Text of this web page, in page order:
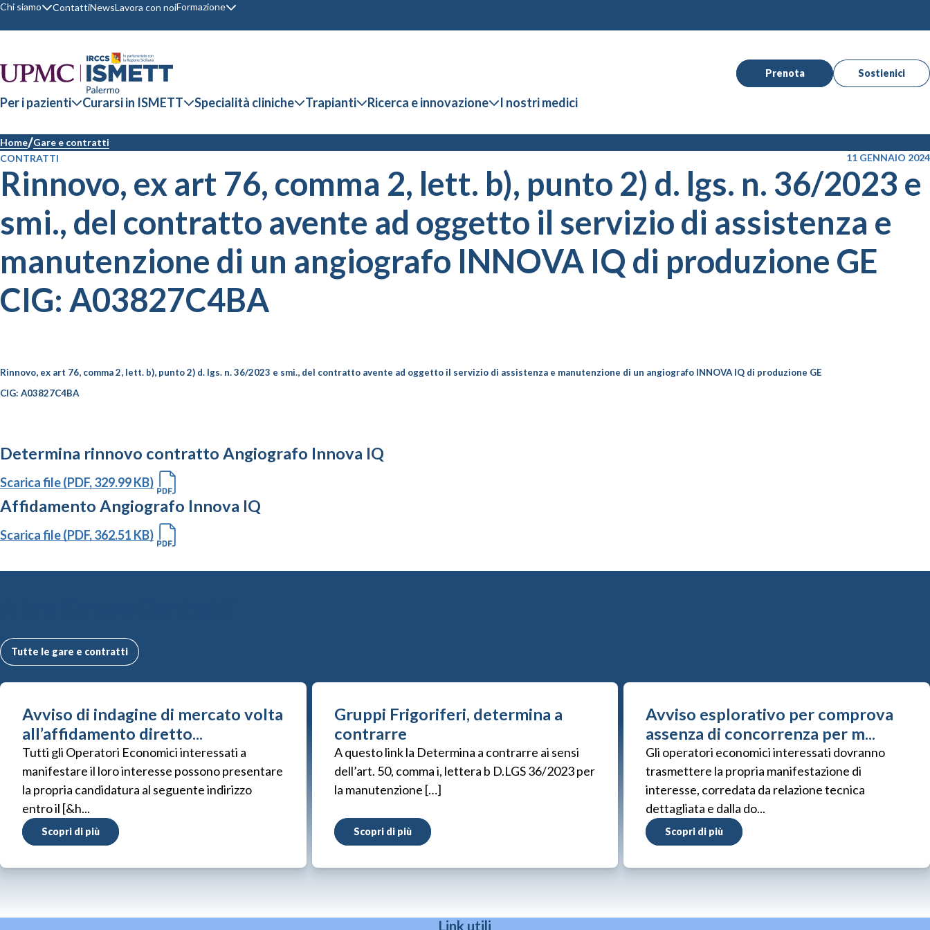
Chi siamo ContattiNewsLavora con noiFormazione
Prenota Sostienici
Per i pazienti Curarsi in ISMETT Specialità cliniche Trapianti Ricerca e innovazione I nostri medici
Home Gare e contratti
CONTRATTI
11 GENNAIO 2024
Rinnovo, ex art 76, comma 2, lett. b), punto 2) d. lgs. n. 36/2023 e
smi., del contratto avente ad oggetto il servizio di assistenza e
manutenzione di un angiografo INNOVA IQ di produzione GE
CIG: A03827C4BA
Rinnovo, ex art 76, comma 2, lett. b), punto 2) d. lgs. n. 36/2023 e smi., del contratto avente ad oggetto il servizio di assistenza e manutenzione di un angiografo INNOVA IQ di produzione GE
CIG: A03827C4BA
Determina rinnovo contratto Angiografo Innova IQ
Scarica file (PDF, 329.99 KB)
Affidamento Angiografo Innova IQ
Scarica file (PDF, 362.51 KB)
Tutte le gare e contratti
Avviso di indagine di mercato volta
all’affidamento diretto...
Tutti gli Operatori Economici interessati a
manifestare il loro interesse possono presentare
la propria candidatura al seguente indirizzo
entro il [&h...
Scopri di più
Gruppi Frigoriferi, determina a
contrarre
A questo link la Determina a contrarre ai sensi
dell’art. 50, comma i, lettera b D.LGS 36/2023 per
la manutenzione […]
Scopri di più
Avviso esplorativo per comprova
assenza di concorrenza per m...
Gli operatori economici interessati dovranno
trasmettere la propria manifestazione di
interesse, corredata da relazione tecnica
dettagliata e dalla do...
Scopri di più
Link utili